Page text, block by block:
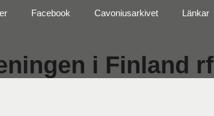
i Finland rf
Facebook Cavoniusarkivet Länkar